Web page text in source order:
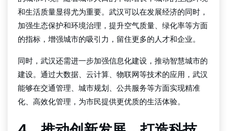
和生活质量显得尤为重要。武汉可以在发展经济的同时，
加强生态保护和环境治理，提升空气质量、绿化率等方面
的指标，增强城市的吸引力，留住更多的人才和企业。
同时，武汉还需进一步加强信息化建设，推动智慧城市的
建设。通过大数据、云计算、物联网等技术的应用，武汉
能够在交通管理、城市规划、公共服务等方面实现精准
化、高效化管理，为市民提供更优质的生活体验。